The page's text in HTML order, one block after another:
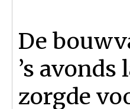
De
’s
zorgde